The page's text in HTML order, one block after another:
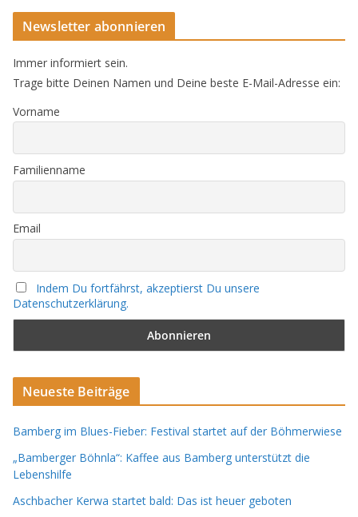
Newsletter abonnieren
Immer informiert sein.
Trage bitte Deinen Namen und Deine beste E-Mail-Adresse ein:
Vorname
Familienname
Email
Indem Du fortfährst, akzeptierst Du unsere
Datenschutzerklärung.
Neueste Beiträge
Bamberg im Blues-Fieber: Festival startet auf der Böhmerwiese
„Bamberger Böhnla“: Kaffee aus Bamberg unterstützt die
Lebenshilfe
Aschbacher Kerwa startet bald: Das ist heuer geboten